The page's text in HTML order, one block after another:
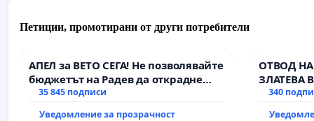
Петиции, промотирани от други потребители
АПЕЛ за ВЕТО СЕГА! Не позволявайте
бюджетът на Радев да открадне
парите и правата ни в тъмното
35 845 подписи
Уведомление за прозрачност
ОТВОД
ЗЛАТЕВА
340